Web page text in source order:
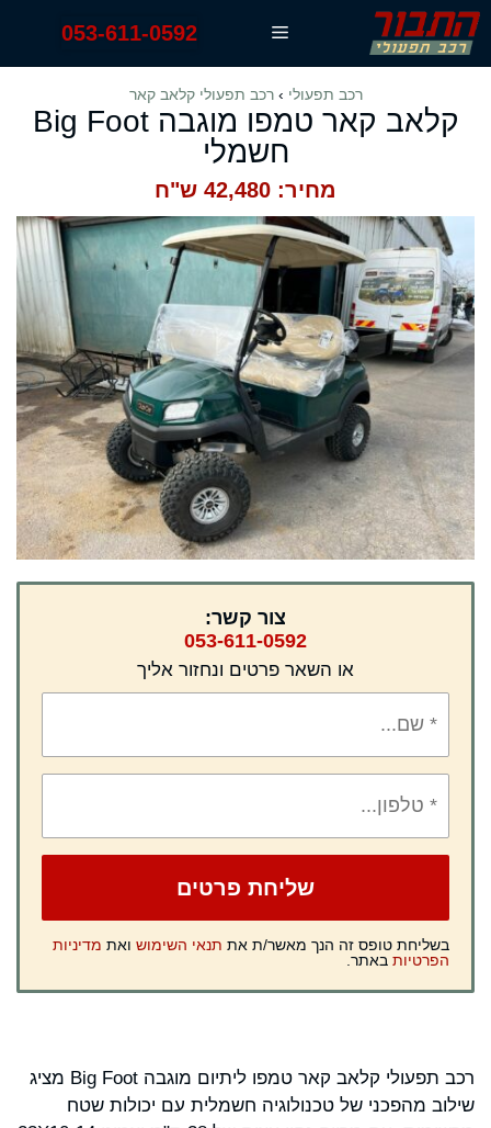
לדלג
לתוכן
תפריט 053-611-0592
רכב תפעולי ›רכב תפעולי קלאב קאר
קלאב קאר טמפו מוגבה Big Foot
חשמלי
מחיר: 42,480 ש"ח
צור קשר:
053-611-0592
או השאר פרטים ונחזור אליך
בשליחת טופס זה הנך מאשר/ת את תנאי השימוש ואת מדיניות
הפרטיות באתר.
רכב תפעולי קלאב קאר טמפו ליתיום מוגבה Big Foot מציג
שילוב מהפכני של טכנולוגיה חשמלית עם יכולות שטח